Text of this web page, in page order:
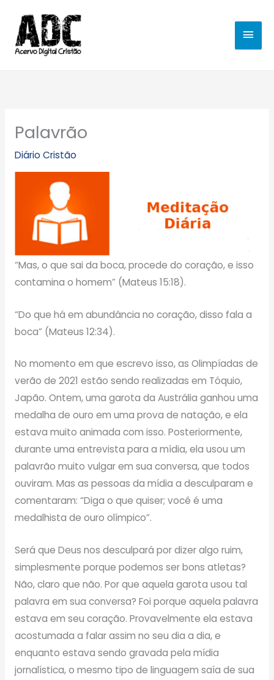
para
conteúdo
Palavrão
Diário Cristão
“Mas, o que sai da boca, procede do coração, e isso
contamina o homem” (Mateus 15:18).
“Do que há em abundância no coração, disso fala a
boca” (Mateus 12:34).
No momento em que escrevo isso, as Olimpíadas de
verão de 2021 estão sendo realizadas em Tóquio,
Japão. Ontem, uma garota da Austrália ganhou uma
medalha de ouro em uma prova de natação, e ela
estava muito animada com isso. Posteriormente,
durante uma entrevista para a mídia, ela usou um
palavrão muito vulgar em sua conversa, que todos
ouviram. Mas as pessoas da mídia a desculparam e
comentaram: “Diga o que quiser; você é uma
medalhista de ouro olímpico”.
Será que Deus nos desculpará por dizer algo ruim,
simplesmente porque podemos ser bons atletas?
Não, claro que não. Por que aquela garota usou tal
palavra em sua conversa? Foi porque aquela palavra
estava em seu coração. Provavelmente ela estava
acostumada a falar assim no seu dia a dia, e
enquanto estava sendo gravada pela mídia
jornalística, o mesmo tipo de linguagem saía de sua